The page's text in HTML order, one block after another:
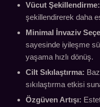
Vücut Şekillendirme:
şekillendirerek daha
Minimal İnvaziv
sayesinde iyileşme
yaşama hızlı dönüş.
Cilt Sıkılaştırma:
sıkılaştırma etkisi
Özgüven Artışı: